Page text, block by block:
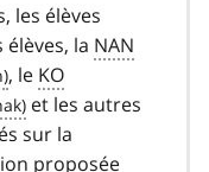
les élèves
la NAN
, le KO
et les autres
sur la
proposée